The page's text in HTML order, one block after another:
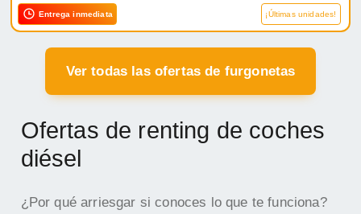
Entrega inmediata ¡Últimas unidades!
Ver todas las ofertas de furgonetas
Ofertas de renting de coches
diésel
¿Por qué arriesgar si conoces lo que te funciona?